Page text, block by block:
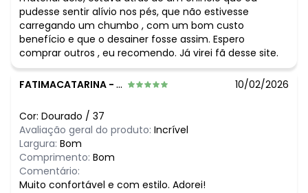
pudesse sentir alívio nos pés, que não estivesse
carregando um chumbo , com um bom custo
benefício e que o desainer fosse assim. Espero
comprar outros , eu recomendo. Já virei fã desse site.
FATIMACATARINA - JAGUARI - RS 10/02/2026
Cor: Dourado / 37
Avaliação geral do produto: Incrível
Largura: Bom
Comprimento: Bom
Comentário:
Muito confortável e com estilo. Adorei!